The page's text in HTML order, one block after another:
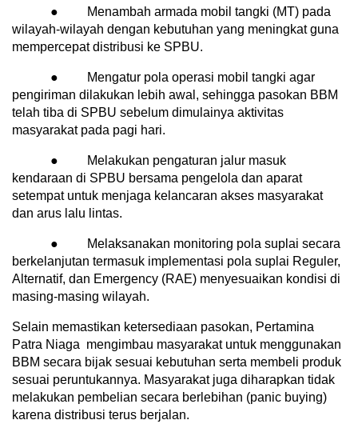
● Menambah armada mobil tangki (MT) pada
wilayah-wilayah dengan kebutuhan yang meningkat guna
mempercepat distribusi ke SPBU.
● Mengatur pola operasi mobil tangki agar
pengiriman dilakukan lebih awal, sehingga pasokan BBM
telah tiba di SPBU sebelum dimulainya aktivitas
masyarakat pada pagi hari.
● Melakukan pengaturan jalur masuk
kendaraan di SPBU bersama pengelola dan aparat
setempat untuk menjaga kelancaran akses masyarakat
dan arus lalu lintas.
● Melaksanakan monitoring pola suplai secara
berkelanjutan termasuk implementasi pola suplai Reguler,
Alternatif, dan Emergency (RAE) menyesuaikan kondisi di
masing-masing wilayah.
Selain memastikan ketersediaan pasokan, Pertamina
Patra Niaga mengimbau masyarakat untuk menggunakan
BBM secara bijak sesuai kebutuhan serta membeli produk
sesuai peruntukannya. Masyarakat juga diharapkan tidak
melakukan pembelian secara berlebihan (panic buying)
karena distribusi terus berjalan.